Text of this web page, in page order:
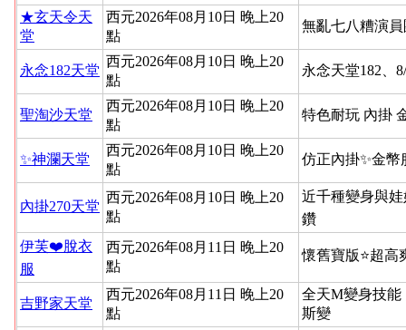
★玄天令天
堂
西元2026年08月10日 晚上20
點
無亂七八糟演
永念182天堂
西元2026年08月10日 晚上20
點
永念天堂182、
聖淘沙天堂
西元2026年08月10日 晚上20
點
特色耐玩 內掛
✨神瀾天堂
西元2026年08月10日 晚上20
點
仿正內掛✨金幣
內掛270天堂
西元2026年08月10日 晚上20
點
近千種變身與
鑽
伊芙❤️脫衣
服
西元2026年08月11日 晚上20
點
懷舊寶版⭐超高
吉野家天堂
西元2026年08月11日 晚上20
點
全天M變身技能
斯變